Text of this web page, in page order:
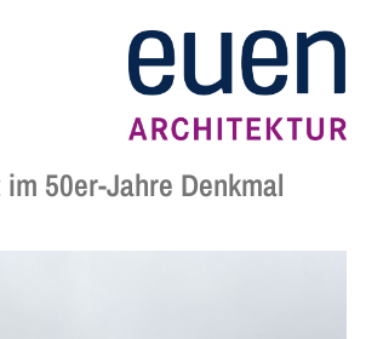
50er-Jahre Denkmal